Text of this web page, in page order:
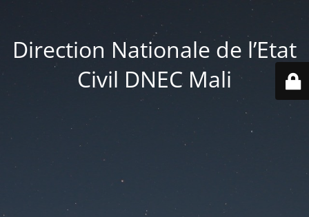
Direction Nationale de l’Etat
Civil DNEC Mali